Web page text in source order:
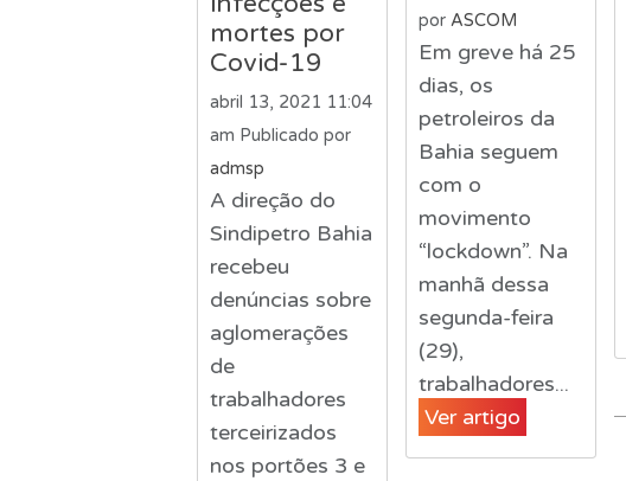
mortes por
Covid-19
abril 13, 2021 11:04
am Publicado por
admsp
A direção do
Sindipetro Bahia
recebeu
denúncias sobre
aglomerações
de
trabalhadores
terceirizados
nos portões 3 e
por ASCOM
Em greve há 25
dias, os
petroleiros da
Bahia seguem
com o
movimento
“lockdown”. Na
manhã dessa
segunda-feira
(29),
trabalhadores...
Ver artigo